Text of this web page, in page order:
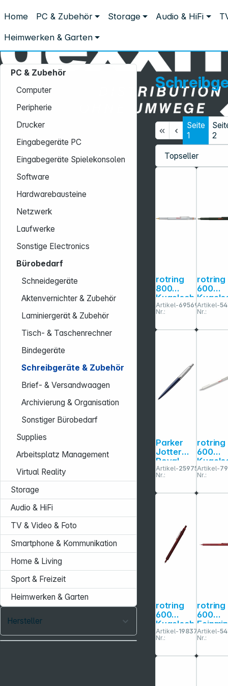
Home PC & Zubehör Storage Audio & HiFi
Heimwerken & Garten
PC & Zubehör Bürobedarf Schreibgeräte & Zubehör
Schreibgeräte & Zubehör
PC & Zubehör
Computer
Peripherie
Drucker
Eingabegeräte PC
Eingabegeräte Spielekonsolen
Software
Hardwarebausteine
Netzwerk
Laufwerke
Sonstige Electronics
Bürobedarf
Schneidegeräte
Aktenvernichter & Zubehör
Laminiergerät & Zubehör
Tisch- & Taschenrechner
Bindegeräte
Schreibgeräte & Zubehör
Brief- & Versandwaagen
Archivierung & Organisation
Sonstiger Bürobedarf
Supplies
Arbeitsplatz Management
Virtual Reality
Storage
Audio & HiFi
TV & Video & Foto
Smartphone & Kommunikation
Home & Living
Sport & Freizeit
Heimwerken & Garten
Hersteller
Seite
1
2
rotring
800
Kugelsch
reiber
silber
Artikel-
Nr.:
695690
rotring
600
reiber
ün
Artikel-
Nr.:
Parker
Jotter
Royal
Blue C.C.
Kugelsch
Artikel-
Nr.:
259758
rotring
600
reiber
Metallic
Artikel-
Nr.:
rotring
600
Kugelsch
reiber
schokola
de
Artikel-
Nr.:
198377
rotring
600
nstift
mm
Artikel-
Nr.:
Service-Hotline:
+49 931 9708–496
Mo. - Fr.: 08:00 - 17:00 Uhr